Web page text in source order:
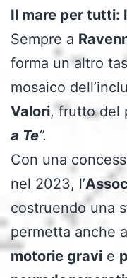
Il mare per tutti:
Sempre a
forma un altro
mosaico
Valori, frutto del
a Te”.
Con una
nel 2023, l’
costruendo una
permetta anche
motorie gravi e